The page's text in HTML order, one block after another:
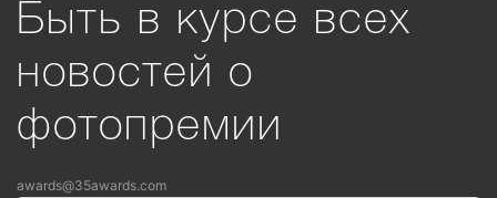
Быть в курсе всех
новостей о
фотопремии
awards@35awards.com